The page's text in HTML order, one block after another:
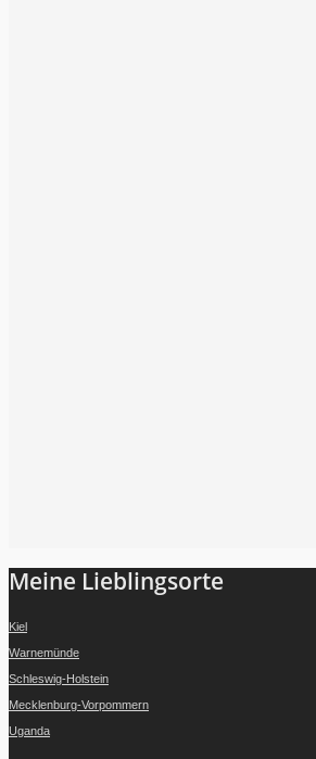
Meine Lieblingsorte
Kiel
Warnemünde
Schleswig-Holstein
Mecklenburg-Vorpommern
Uganda